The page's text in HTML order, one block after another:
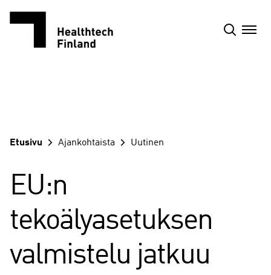
Etusivu Ajankohtaista Uutinen
EU:n
tekoälyasetuksen
valmistelu jatkuu